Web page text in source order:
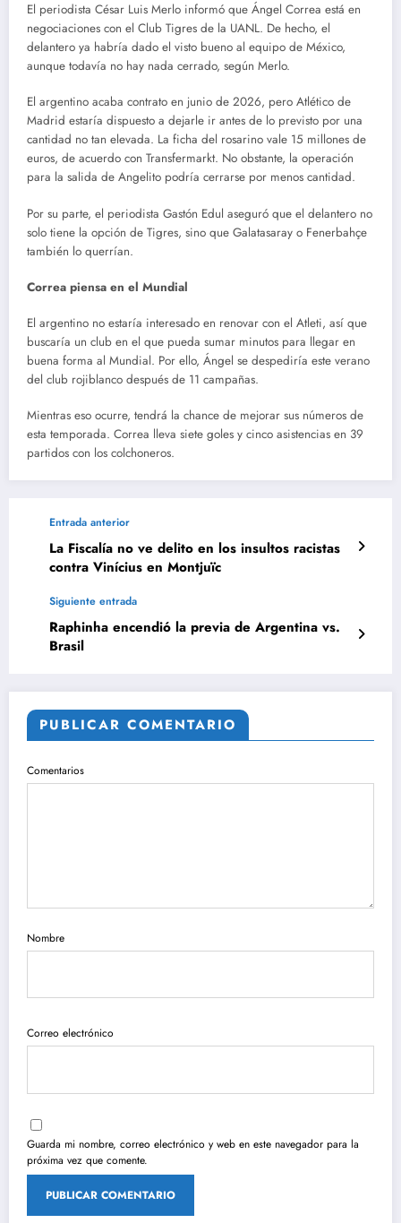
El periodista César Luis Merlo informó que Ángel Correa está en
negociaciones con el Club Tigres de la UANL. De hecho, el
delantero ya habría dado el visto bueno al equipo de México,
aunque todavía no hay nada cerrado, según Merlo.
El argentino acaba contrato en junio de 2026, pero Atlético de
Madrid estaría dispuesto a dejarle ir antes de lo previsto por una
cantidad no tan elevada. La ficha del rosarino vale 15 millones de
euros, de acuerdo con Transfermarkt. No obstante, la operación
para la salida de Angelito podría cerrarse por menos cantidad.
Por su parte, el periodista Gastón Edul aseguró que el delantero no
solo tiene la opción de Tigres, sino que Galatasaray o Fenerbahçe
también lo querrían.
Correa piensa en el Mundial
El argentino no estaría interesado en renovar con el Atleti, así que
buscaría un club en el que pueda sumar minutos para llegar en
buena forma al Mundial. Por ello, Ángel se despediría este verano
del club rojiblanco después de 11 campañas.
Mientras eso ocurre, tendrá la chance de mejorar sus números de
esta temporada. Correa lleva siete goles y cinco asistencias en 39
partidos con los colchoneros.
Entrada anterior
La Fiscalía no ve delito en los insultos racistas
contra Vinícius en Montjuïc
Siguiente entrada
Raphinha encendió la previa de Argentina vs.
Brasil
PUBLICAR COMENTARIO
Comentarios
Nombre
Correo electrónico
Guarda mi nombre, correo electrónico y web en este navegador para la
próxima vez que comente.